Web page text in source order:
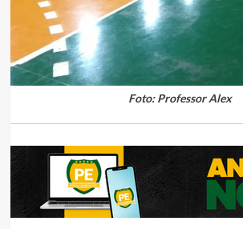
Foto: Professor Alex